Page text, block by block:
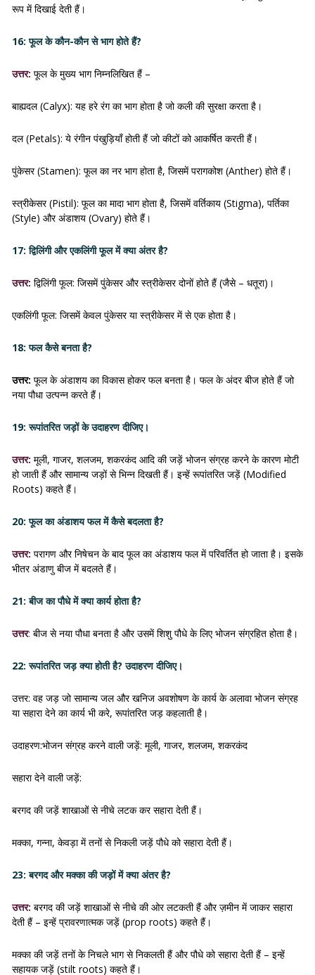
रूप में दिखाई देती हैं।
16: फूल के कौन-कौन से भाग होते हैं?
उत्तर: फूल के मुख्य भाग निम्नलिखित हैं –
बाह्यदल (Calyx): यह हरे रंग का भाग होता है जो कली की सुरक्षा करता है।
दल (Petals): ये रंगीन पंखुड़ियाँ होती हैं जो कीटों को आकर्षित करती हैं।
पुंकेसर (Stamen): फूल का नर भाग होता है, जिसमें परागकोश (Anther) होते हैं।
स्त्रीकेसर (Pistil): फूल का मादा भाग होता है, जिसमें वर्तिकाय (Stigma), पर्तिका
(Style) और अंडाशय (Ovary) होते हैं।
17: द्विलिंगी और एकलिंगी फूल में क्या अंतर है?
उत्तर: द्विलिंगी फूल: जिसमें पुंकेसर और स्त्रीकेसर दोनों होते हैं (जैसे – धतूरा)।
एकलिंगी फूल: जिसमें केवल पुंकेसर या स्त्रीकेसर में से एक होता है।
18: फल कैसे बनता है?
उत्तर: फूल के अंडाशय का विकास होकर फल बनता है। फल के अंदर बीज होते हैं जो
नया पौधा उत्पन्न करते हैं।
19: रूपांतरित जड़ों के उदाहरण दीजिए।
उत्तर: मूली, गाजर, शलजम, शकरकंद आदि की जड़ें भोजन संग्रह करने के कारण मोटी
हो जाती हैं और सामान्य जड़ों से भिन्न दिखती हैं। इन्हें रूपांतरित जड़ें (Modified
Roots) कहते हैं।
20: फूल का अंडाशय फल में कैसे बदलता है?
उत्तर: परागण और निषेचन के बाद फूल का अंडाशय फल में परिवर्तित हो जाता है। इसके
भीतर अंडाणु बीज में बदलते हैं।
21: बीज का पौधे में क्या कार्य होता है?
उत्तर: बीज से नया पौधा बनता है और उसमें शिशु पौधे के लिए भोजन संग्रहित होता है।
22: रूपांतरित जड़ क्या होती है? उदाहरण दीजिए।
उत्तर: वह जड़ जो सामान्य जल और खनिज अवशोषण के कार्य के अलावा भोजन संग्रह
या सहारा देने का कार्य भी करे, रूपांतरित जड़ कहलाती है।
उदाहरण:भोजन संग्रह करने वाली जड़ें: मूली, गाजर, शलजम, शकरकंद
सहारा देने वाली जड़ें:
बरगद की जड़ें शाखाओं से नीचे लटक कर सहारा देती हैं।
मक्का, गन्ना, केवड़ा में तनों से निकली जड़ें पौधे को सहारा देती हैं।
23: बरगद और मक्का की जड़ों में क्या अंतर है?
उत्तर: बरगद की जड़ें शाखाओं से नीचे की ओर लटकती हैं और ज़मीन में जाकर सहारा
देती हैं – इन्हें प्रावरणात्मक जड़ें (prop roots) कहते हैं।
मक्का की जड़ें तनों के निचले भाग से निकलती हैं और पौधे को सहारा देती हैं – इन्हें
सहायक जड़ें (stilt roots) कहते हैं।